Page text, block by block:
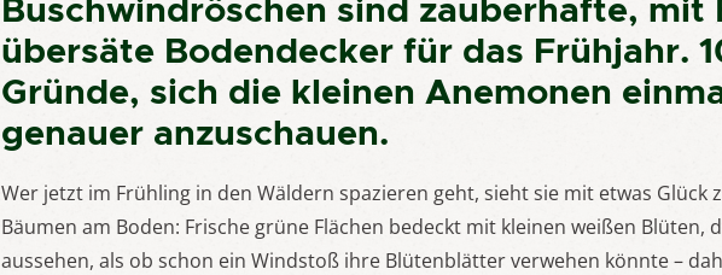
Buschwindröschen sind zauberhafte, mit
übersäte Bodendecker für das Frühjahr.
Gründe, sich die kleinen Anemonen
genauer anzuschauen.
Wer jetzt im Frühling in den Wäldern spazieren geht, sieht sie mit etwas Glück
Bäumen am Boden: Frische grüne Flächen bedeckt mit kleinen weißen Blüten,
aussehen, als ob schon ein Windstoß ihre Blütenblätter verwehen könnte –